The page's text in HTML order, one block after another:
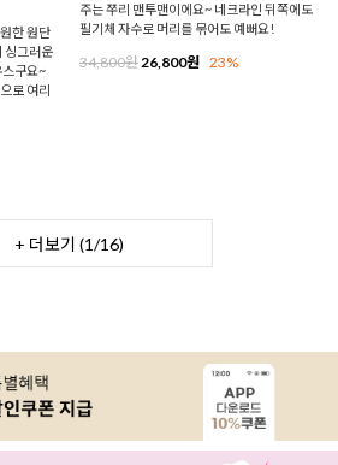
한 원단
싱그러운
스구요~
로 여리
주는 쭈리 맨투맨이에요~ 네크라인 뒤쪽에도
필기체 자수로 머리를 묶어도 예뻐요!
34,800원26,800원 23%
+ 더보기 (1/16)